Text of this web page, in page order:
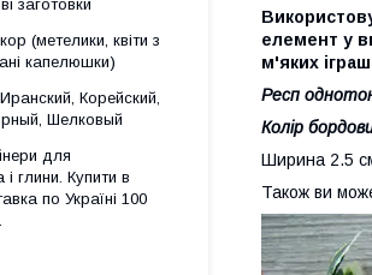
елемент у
м'яких
Респ
Колір
Ширина 2.5
Також ви
заготовки
(метелики, квіти з
капелюшки)
Корейский,
Шелковый
для
глини. Купити в
по Україні 100